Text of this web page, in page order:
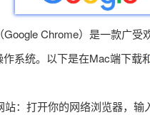
Chrome）是一款广受
系统。以下是在Mac端下载
站：打开你的网络浏览器，输